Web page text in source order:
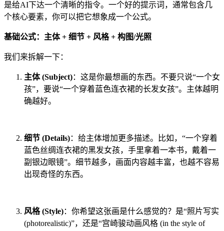
是给AI下达一个清晰的指令。一个好的提示词，通常包含几
个核心要素，你可以把它想象成一个公式。
基础公式：主体 + 细节 + 风格 + 构图/光照
我们来拆解一下：
主体 (Subject)：这是你最想画的东西。不要只说“一个女
孩”，要说“一个穿着蓝色连衣裙的长发女孩”。主体越明
确越好。
细节 (Details)：给主体增加更多描述。比如，“一个穿着
蓝色丝绸连衣裙的黑发女孩，手里拿着一本书，戴着一
副银边眼镜”。细节越多，画面内容越丰富，也越不容易
出现奇怪的东西。
风格 (Style)：你希望这张画是什么感觉的？是“照片写实
(photorealistic)”，还是“宫崎骏动画风格 (in the style of